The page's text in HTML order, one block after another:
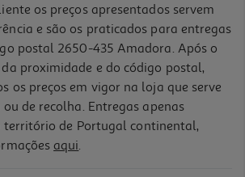
Vista Alegre Decorado Porcelana Ø32cm
Actuel Grês Reativo 21cm
os preços apresentados servem
e são os praticados para entregas
postal 2650-435 Amadora. Após o
proximidade e do código postal,
os preços em vigor na loja que serve
de recolha. Entregas apenas
território de Portugal continental,
aqui.